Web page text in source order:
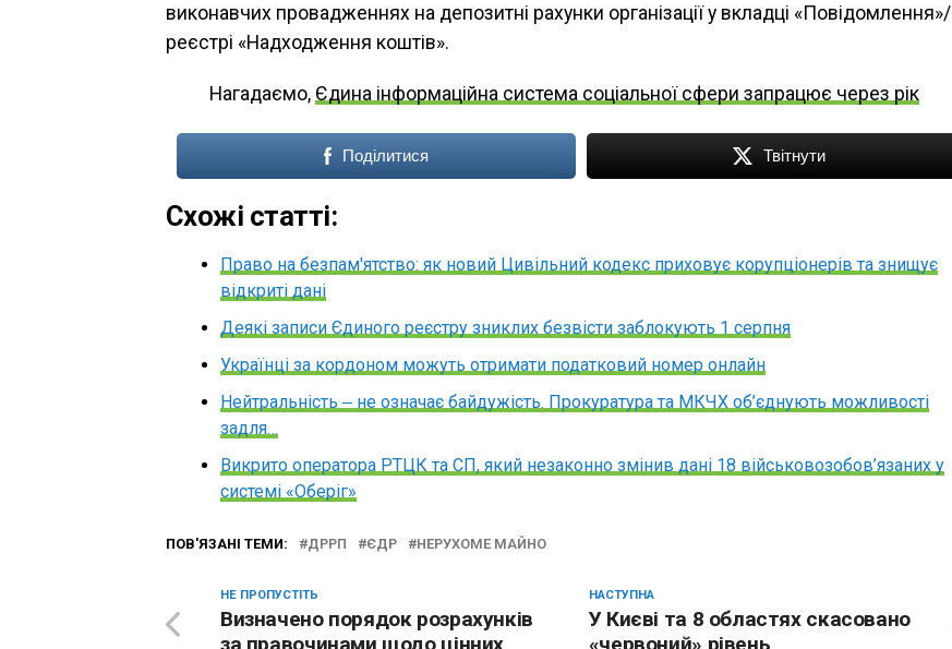
виконавчих провадженнях на депозитні рахунки організації у вкладці «Повідомлення»/
реєстрі «Надходження коштів».
Нагадаємо, Єдина інформаційна система соціальної сфери запрацює через рік
Поділитися Твітнути
Схожі статті:
Право на безпам'ятство: як новий Цивільний кодекс приховує корупціонерів та знищує
відкриті дані
Деякі записи Єдиного реєстру зниклих безвісти заблокують 1 серпня
Українці за кордоном можуть отримати податковий номер онлайн
Нейтральність ‒ не означає байдужість. Прокуратура та МКЧХ об’єднують можливості
задля…
Викрито оператора РТЦК та СП, який незаконно змінив дані 18 військовозобов’язаних у
системі «Оберіг»
ПОВ'ЯЗАНІ ТЕМИ: ДРРП ЄДР НЕРУХОМЕ МАЙНО
НАСТУПНА
У Києві та 8 областях скасовано
«червоний» рівень
НЕ ПРОПУСТІТЬ
Визначено порядок розрахунків
за правочинами щодо цінних